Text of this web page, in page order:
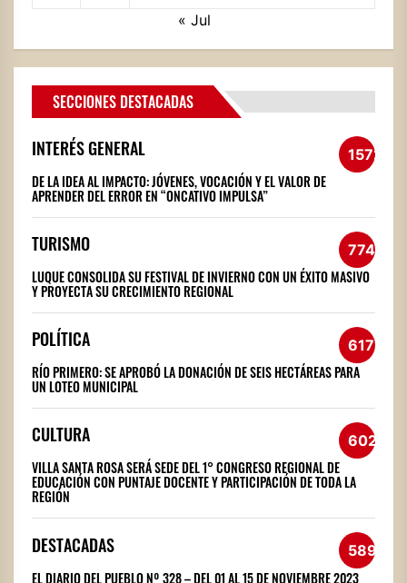
« Jul
SECCIONES DESTACADAS
INTERÉS GENERAL 1572
DE LA IDEA AL IMPACTO: JÓVENES, VOCACIÓN Y EL VALOR DE
APRENDER DEL ERROR EN “ONCATIVO IMPULSA”
TURISMO 774
LUQUE CONSOLIDA SU FESTIVAL DE INVIERNO CON UN ÉXITO MASIVO
Y PROYECTA SU CRECIMIENTO REGIONAL
POLÍTICA 617
RÍO PRIMERO: SE APROBÓ LA DONACIÓN DE SEIS HECTÁREAS PARA
UN LOTEO MUNICIPAL
CULTURA 602
VILLA SANTA ROSA SERÁ SEDE DEL 1° CONGRESO REGIONAL DE
EDUCACIÓN CON PUNTAJE DOCENTE Y PARTICIPACIÓN DE TODA LA
REGIÓN
DESTACADAS 589
EL DIARIO DEL PUEBLO Nº 328 – DEL 01 AL 15 DE NOVIEMBRE 2023